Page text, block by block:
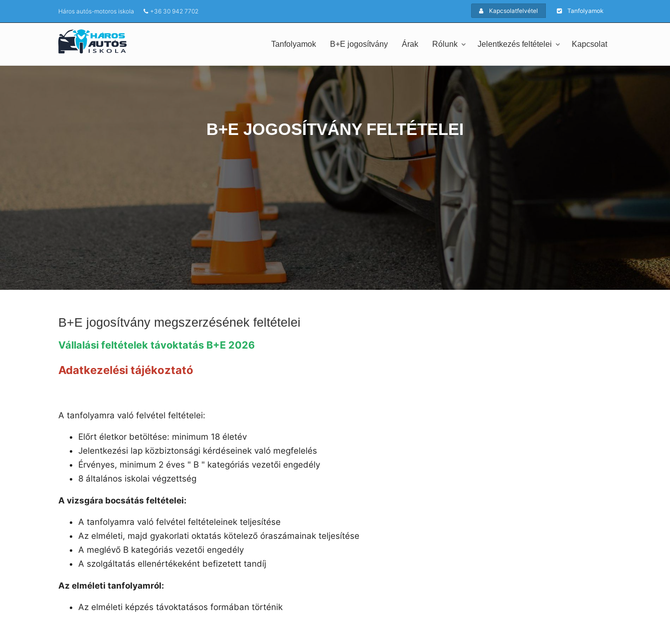
Háros autós-motoros iskola +36 30 942 7702 Kapcsolatfelvétel Tanfolyamok
Tanfolyamok B+E jogosítvány Árak Rólunk Jelentkezés feltételei Kapcsolat
B+E JOGOSÍTVÁNY FELTÉTELEI
B+E jogosítvány megszerzésének feltételei
Vállalási feltételek távoktatás B+E 2026
Adatkezelési tájékoztató
A tanfolyamra való felvétel feltételei:
Előrt életkor betöltése: minimum 18 életév
Jelentkezési lap közbiztonsági kérdéseinek való megfelelés
Érvényes, minimum 2 éves " B " kategóriás vezetői engedély
8 általános iskolai végzettség
A vizsgára bocsátás feltételei:
A tanfolyamra való felvétel feltételeinek teljesítése
Az elméleti, majd gyakorlati oktatás kötelező óraszámainak teljesítése
A meglévő B kategóriás vezetői engedély
A szolgáltatás ellenértékeként befizetett tandíj
Az elméleti tanfolyamról:
Az elméleti képzés távoktatásos formában történik